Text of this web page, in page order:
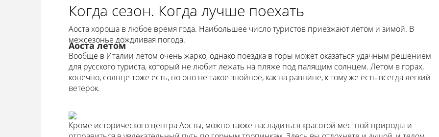
Когда сезон. Когда лучше поехать
Аоста хороша в любое время года. Наибольшее число туристов приезжают летом и зимой. В
межсезонье дождливая погода.
Аоста летом
Вообще в Италии летом очень жарко, однако поездка в горы может оказаться удачным решением
для русского туриста, который не любит лежать на пляже под палящим солнцем. Летом в горах,
конечно, солнце тоже есть, но оно не такое знойное, как на равнине, к тому же есть всегда легкий
ветерок.
Кроме исторического центра Аосты, можно также насладиться красотой местной природы и